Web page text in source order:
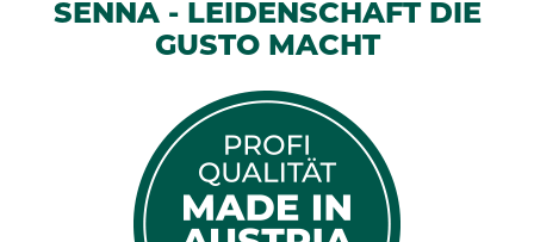
SENNA - LEIDENSCHAFT DIE
GUSTO MACHT